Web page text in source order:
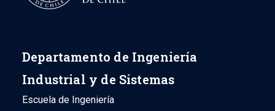
Departamento de Ingeniería
Industrial y de Sistemas
Escuela de Ingeniería